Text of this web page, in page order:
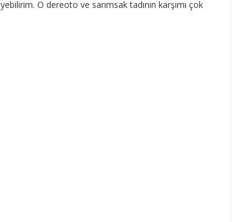
O dereoto ve sarımsak tadının karşımı çok